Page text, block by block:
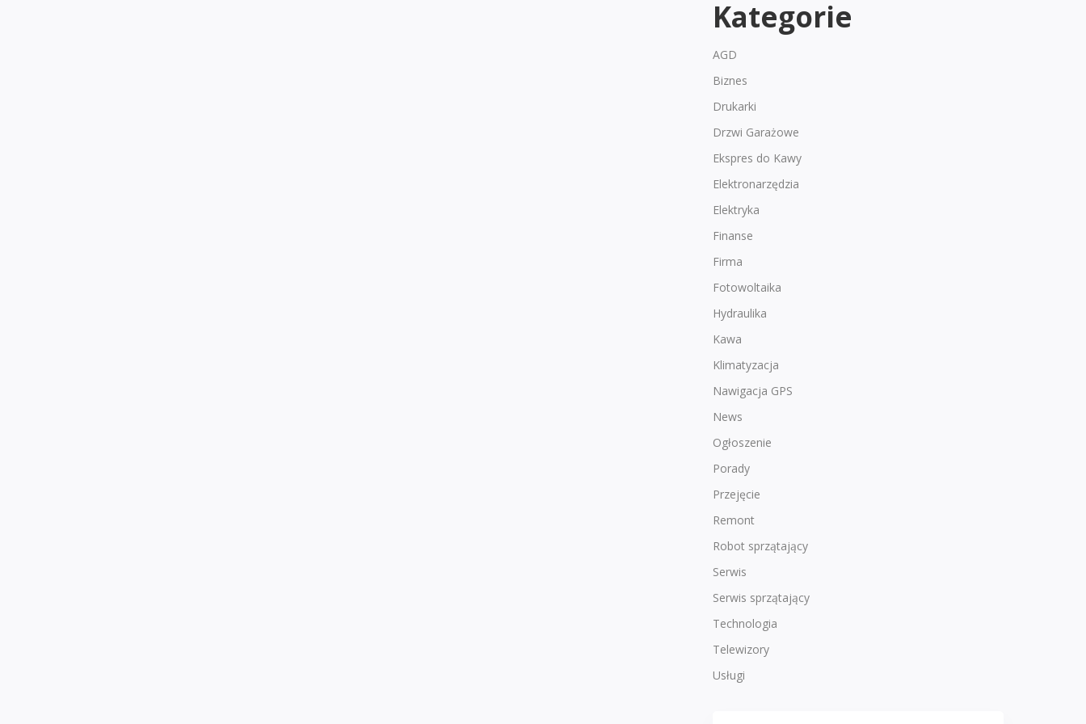
Kategorie
AGD
Biznes
Drukarki
Drzwi Garażowe
Ekspres do Kawy
Elektronarzędzia
Elektryka
Finanse
Firma
Fotowoltaika
Hydraulika
Kawa
Klimatyzacja
Nawigacja GPS
News
Ogłoszenie
Porady
Przejęcie
Remont
Robot sprzątający
Serwis
Serwis sprzątający
Technologia
Telewizory
Usługi